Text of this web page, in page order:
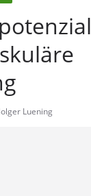
Luening